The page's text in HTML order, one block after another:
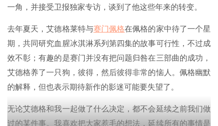
一角，并接受卫报独家专访，谈到了他这些年来的转变。
去年夏天，艾德格莱特与赛门佩格在佩格的家中待了一个星
期，共同研究血腥冰淇淋系列第四集的故事可行性，不过成
效不彰；有趣的是赛门并没有把问题归咎在三部曲的成功，
艾德格养了一只狗，彼得，然后彼得非常的恼人。佩格幽默
的解释，但也表示期待新作的影迷可能要失望了。
无论艾德格和我一起做了什么决定，都不会延续之前我们做
过的某件事。我喜欢把大家惹毛的想法，延续所有的事情是